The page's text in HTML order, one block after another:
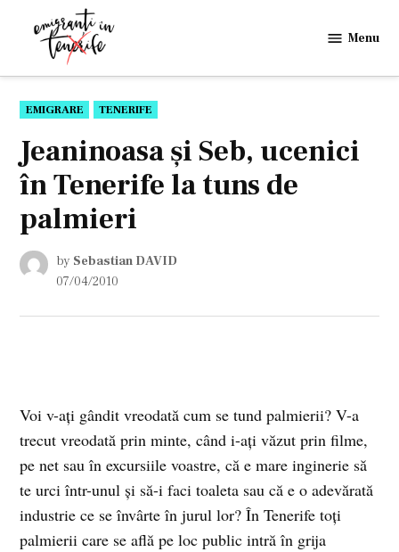
in
Menu
POSTED
IN
EMIGRARE TENERIFE
Jeaninoasa şi Seb, ucenici
în Tenerife la tuns de
palmieri
by Sebastian DAVID
07/04/2010
Voi v-aţi gândit vreodată cum se tund palmierii? V-a
trecut vreodată prin minte, când i-aţi văzut prin filme,
pe net sau în excursiile voastre, că e mare inginerie să
te urci într-unul şi să-i faci toaleta sau că e o adevărată
industrie ce se învârte în jurul lor? În Tenerife toţi
palmierii care se află pe loc public intră în grija